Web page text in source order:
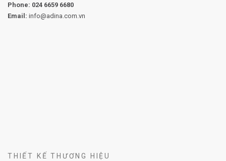
Phone: 024 6659 6680
Email: info@adina.com.vn
Thiết kế logo